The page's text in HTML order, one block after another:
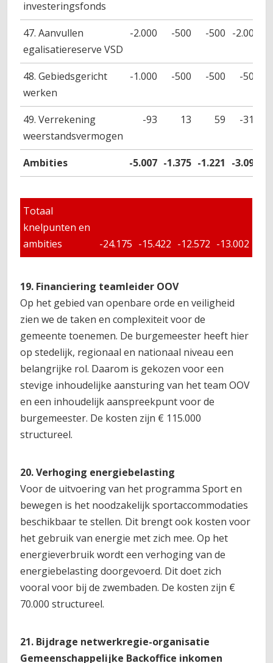
investeringsfonds
47. Aanvullen
egalisatiereserve VSD
-2.000 -500 -500 -2.000
48. Gebiedsgericht
werken
-1.000 -500 -500 -500
49. Verrekening
weerstandsvermogen
-93 13 59 -311
Ambities -5.007 -1.375 -1.221 -3.091
Totaal
knelpunten en
ambities
-24.175 -15.422 -12.572 -13.002
19. Financiering teamleider OOV
Op het gebied van openbare orde en veiligheid
zien we de taken en complexiteit voor de
gemeente toenemen. De burgemeester heeft hier
op stedelijk, regionaal en nationaal niveau een
belangrijke rol. Daarom is gekozen voor een
stevige inhoudelijke aansturing van het team OOV
en een inhoudelijk aanspreekpunt voor de
burgemeester. De kosten zijn € 115.000
structureel.
20. Verhoging energiebelasting
Voor de uitvoering van het programma Sport en
bewegen is het noodzakelijk sportaccommodaties
beschikbaar te stellen. Dit brengt ook kosten voor
het gebruik van energie met zich mee. Op het
energieverbruik wordt een verhoging van de
energiebelasting doorgevoerd. Dit doet zich
vooral voor bij de zwembaden. De kosten zijn €
70.000 structureel.
21. Bijdrage netwerkregie-organisatie
Gemeenschappelijke Backoffice inkomen